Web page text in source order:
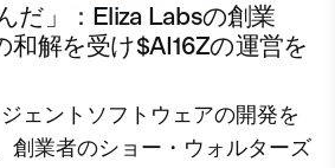
だ」：Eliza Labsの創業
和解を受け$AI16Zの運営を
ェントソフトウェアの開発を
創業者のショー・ウォルターズ